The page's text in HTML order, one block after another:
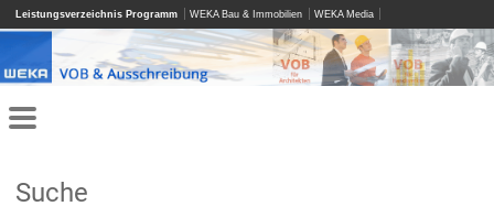
Leistungsverzeichnis Programm WEKA Bau & Immobilien WEKA Media
Suche